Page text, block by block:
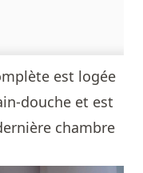
est logée
douche et est
chambre